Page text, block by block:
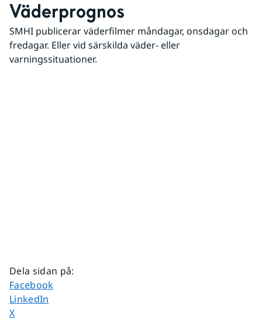
Väderprognos
SMHI publicerar väderfilmer måndagar, onsdagar och
fredagar. Eller vid särskilda väder- eller
varningssituationer.
Dela sidan på:
Dela sidan på
Facebook
Dela sidan på
LinkedIn
Dela sidan på
X